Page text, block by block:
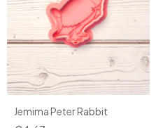
Jemima Peter Rabbit